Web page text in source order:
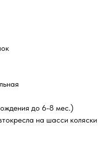
до 6-8 мес.)
на шасси коляски